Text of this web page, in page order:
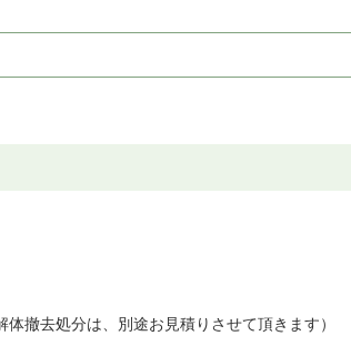
撤去処分は、別途お見積りさせて頂きます）